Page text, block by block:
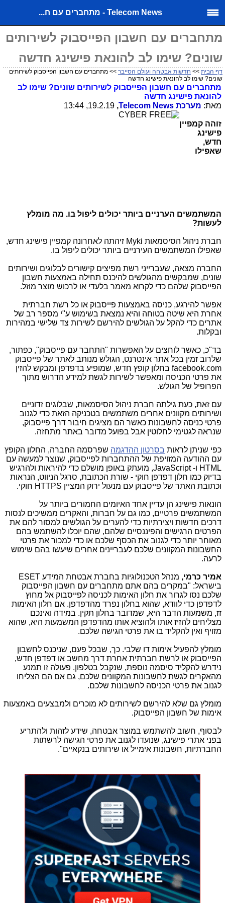
Telecom News - מתחברים עם ח...
מתחברים עם חשבון הפייסבוק לשירותים
שונים? שימו לב להונאת פישינג חדשה
דף הבית >> חדשות אבטחה ועולם הסייבר >> מתחברים עם חשבון הפייסבוק לשירותים
שונים? שימו לב להונאת פישינג חדשה
מתחברים עם חשבון הפייסבוק לשירותים שונים? שימו לב
להונאת פישינג חדשה
מאת: מערכת Telecom News
,
זוהה קמפיין
פישינג
חדש,
שאפילו
המשתמשים הערניים ביותר יכולים ליפול בו. מה מומלץ
לעשות?
חברת ניהול הסיסמאות Myki זיהתה לאחרונה קמפיין פישינג חדש,
שאפילו המשתמשים העירניים ביותר יכולים ליפול בו.
החברה מצאה, שעברייני רשת מפיצים קישורים לבלוגים ושירותים
שונים, שמבקשים מהגולשים להיכנס תחילה באמצעות חשבון
הפייסבוק שלהם כדי לקרוא מאמר בלעדי או לרכוש מוצר מוזל.
אפשר להירגע, כניסה באמצעות פייסבוק או כל רשת חברתית
אחרת היא שיטה בטוחה והיא נמצאת בשימוש ע"י מספר רב של
אתרים כדי להקל על הגולשים להירשם לשירות צד שלישי במהירות
ובקלות.
בד"כ, כאשר לוחצים על האפשרות "התחבר עם פייסבוק", כפתור,
שלרוב זמין בכל אתר אינטרנט, הגולש מנותב לאתר של פייסבוק
facebook.com בחלון קופץ חדש, שמופיע בדפדפן ומבקש להזין
את פרטי הכניסה ומאפשר לשירות לגשת למידע הדרוש מתוך
הפרופיל של הגולש.
עם זאת, כעת גילתה חברת ניהול הסיסמאות, שבלוגים זדוניים
ושירותים מקוונים אחרים משתמשים בטכניקה הזאת כדי לגנוב
פרטי כניסה לחשבונות כאשר הם מציגים חיבור דרך פייסבוק,
שנראה לגטימי לחלוטין אבל בפועל מדובר באתר מתחזה.
כפי שניתן לראות בסרטון ההדגמה שפרסמה החברה, החלון הקופץ
עם ההודעה המזויפת של ההתחברות לפייסבוק, שנוצר למעשה עם
HTML ו-JavaScript, מועתק באופן מושלם כדי להיראות ולהרגיש
בדיוק כמו חלון דפדפן חוקי - שורת הכתובת, סרגל הניווט, הנראות
וכתובת האתר של פייסבוק עם מנעול ירוק המציין HTTPS חוקי.
הונאות פישינג הן עדיין אחד האיומים החמורים ביותר על
המשתמשים פרטיים, כמו גם על חברות, והאקרים ממשיכים לנסות
דרכים חדשות ויצירתיות כדי להערים על הגולשים למסור להם את
הפרטים הרגישים והפיננסיים שלהם, שהם יוכלו להשתמש בהם
מאוחר יותר כדי לגנוב את הכסף שלכם או כדי למכור את פרטי
החשבונות המקוונים שלכם לעבריינים אחרים שיעשו בהם שימוש
לרעה.
אמיר כרמי, מנהל הטכנולוגיות בחברת אבטחת המידע ESET
בישראל: "במקרים בהם אתם מתחברים עם חשבון הפייסבוק
שלכם נסו לגרור את חלון האימות לכניסה לפייסבוק אל מחוץ
לדפדפן כדי לוודא, שהוא בחלון נפרד מהדפדפן. אם חלון האימות
זז, משמעות הדבר היא, שמדובר בחלון תקין. במידה ואינכם
מצליחים להזיז אותו ולהוציא אותו מהדפדפן המשמעות היא, שהוא
מזויף ואין להקליד בו את פרטי הגישה שלכם.
מומלץ להפעיל אימות דו שלבי. כך, שבכל פעם, שניכנס לחשבון
הפייסבוק או לרשת חברתית אחרת דרך מחשב או דפדפן חדש,
נידרש להקליד סיסמה נוספת, שנקבל בטלפון. פעולה זו תמנע
מהאקרים לגשת לחשבונות המקוונים שלכם, גם אם הם הצליחו
לגנוב את פרטי הכניסה לחשבונות שלכם.
מומלץ גם שלא להירשם לשירותים לא מוכרים ולמבצעים באמצעות
אימות של חשבון הפייסבוק.
לבסוף, חשוב להשתמש במוצר אבטחה, שידע לזהות ולהתריע
בפני אתרי פישינג, שנועדו לגנוב את פרטי הגישה לרשתות
החברתיות, חשבונות אימייל או שירותים בנקאיים".